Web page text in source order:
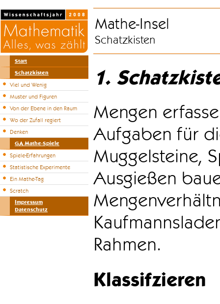
Start
Schatzkisten
Viel und Wenig
Muster und Figuren
Von der Ebene in den Raum
Wo der Zufall regiert
Denken
GA Mathe-Spiele
Spiele-Erfahrungen
Statistische Experimente
Ein Mathe-Tag
Scratch
Impressum
Datenschutz
Mathe-Insel
Schatzkisten
1.
Mengen
Aufgaben für
Muggelsteine,
Ausgießen
Rahmen.
Klassifzieren